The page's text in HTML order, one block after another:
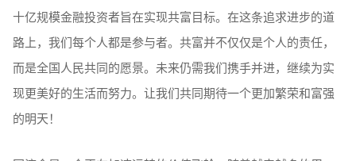
⼗亿规模⾦融投资者旨在实现共富目标。在这条追求进步的道
路上，我们每个人都是参与者。共富并不仅仅是个人的责任，
而是全国人民共同的愿景。未来仍需我们携手并进，继续为实
现更美好的生活而努力。让我们共同期待一个更加繁荣和富强
的明天！